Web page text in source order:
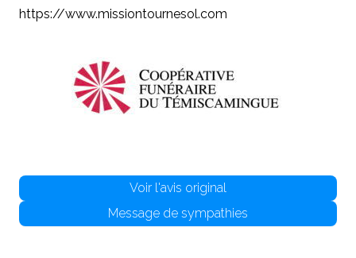
https://www.missiontournesol.com
Voir l'avis original
Message de sympathies